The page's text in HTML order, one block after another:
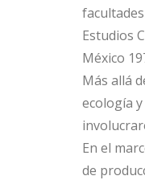
Estudios
México
Más allá
ecología
En el
de